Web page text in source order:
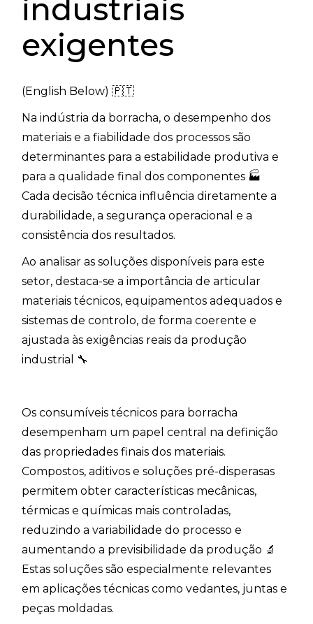
industriais
exigentes
(English Below) 🇵🇹
Na indústria da borracha, o desempenho dos
materiais e a fiabilidade dos processos são
determinantes para a estabilidade produtiva e
para a qualidade final dos componentes 🏭
Cada decisão técnica influência diretamente a
durabilidade, a segurança operacional e a
consistência dos resultados.
Ao analisar as soluções disponíveis para este
setor, destaca-se a importância de articular
materiais técnicos, equipamentos adequados e
sistemas de controlo, de forma coerente e
ajustada às exigências reais da produção
industrial 🔧
Os consumíveis técnicos para borracha
desempenham um papel central na definição
das propriedades finais dos materiais.
Compostos, aditivos e soluções pré-disperasas
permitem obter características mecânicas,
térmicas e químicas mais controladas,
reduzindo a variabilidade do processo e
aumentando a previsibilidade da produção 🔬
Estas soluções são especialmente relevantes
em aplicações técnicas como vedantes, juntas e
peças moldadas.